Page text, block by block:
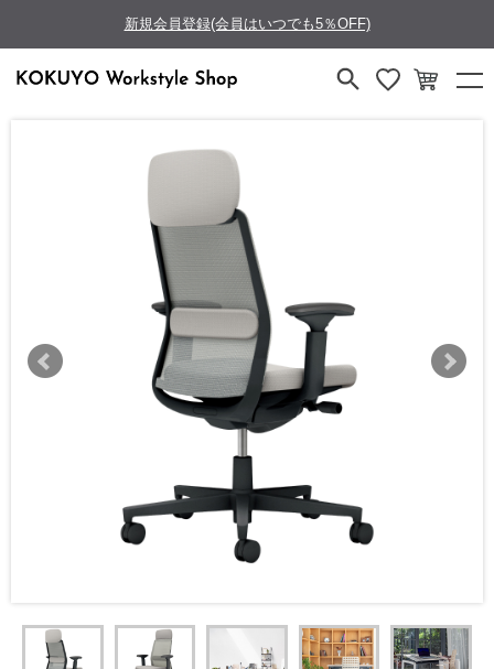
新規会員登録(会員はいつでも5％OFF)